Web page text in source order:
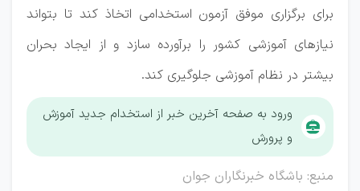
برای برگزاری موفق آزمون استخدامی اتخاذ کند تا بتواند
نیاز‌های آموزشی کشور را برآورده سازد و از ایجاد بحران
بیشتر در نظام آموزشی جلوگیری کند.
ورود به صفحه آخرین خبر از استخدام جدید آموزش
و پرورش
منبع: باشگاه خبرنگاران جوان